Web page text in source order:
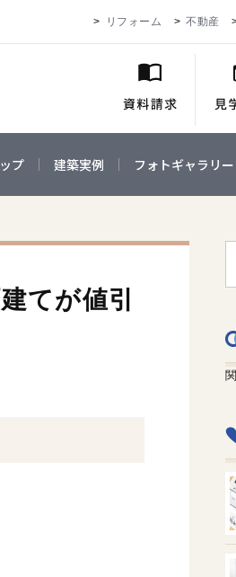
リフォーム 不動産
プ 建築実例 フォトギャラリー
てが値引